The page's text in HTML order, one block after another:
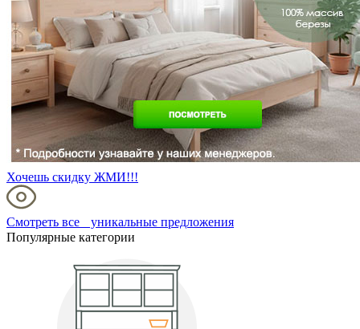
Хочешь скидку ЖМИ!!!
Смотреть все уникальные предложения
Популярные категории